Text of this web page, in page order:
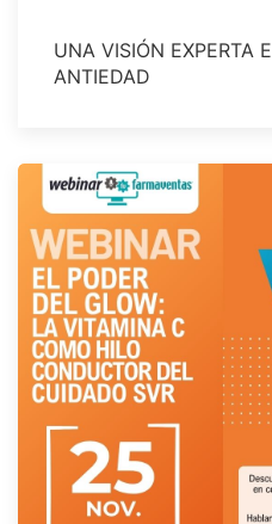
UNA VISIÓN EXPERTA
ANTIEDAD